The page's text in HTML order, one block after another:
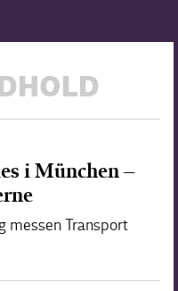
i München –
messen Transport